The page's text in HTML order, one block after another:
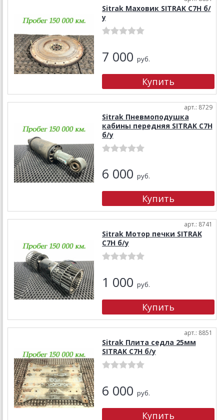
Sitrak Маховик SITRAK C7H б/
у
7 000 руб.
арт.: 8729
Sitrak Пневмоподушка
кабины передняя SITRAK C7H
б/у
6 000 руб.
арт.: 8741
Sitrak Мотор печки SITRAK
C7H б/у
1 000 руб.
арт.: 8851
Sitrak Плита седла 25мм
SITRAK C7H б/у
6 000 руб.